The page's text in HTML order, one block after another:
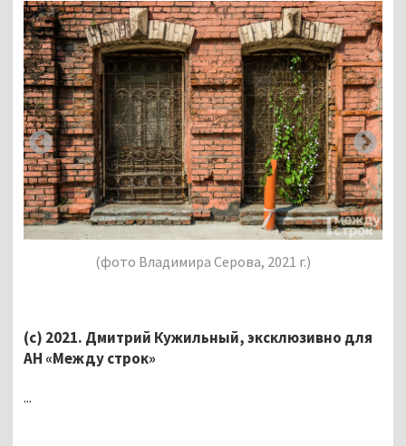
(фото Владимира Серова, 2021 г.)
(с) 2021. Дмитрий Кужильный, эксклюзивно для
АН «Между строк»
...